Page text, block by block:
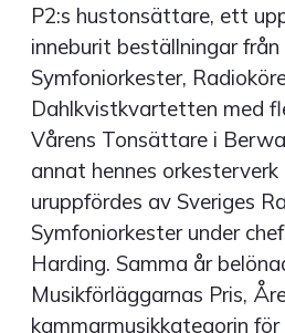
P2:s hustonsättare, ett
inneburit beställningar från
Symfoniorkester,
Dahlkvistkvartetten med
Vårens Tonsättare i
annat hennes orkesterverk
uruppfördes av Sveriges
Symfoniorkester under
Harding. Samma år
Musikförläggarnas Pris,
kammarmusikkategorin